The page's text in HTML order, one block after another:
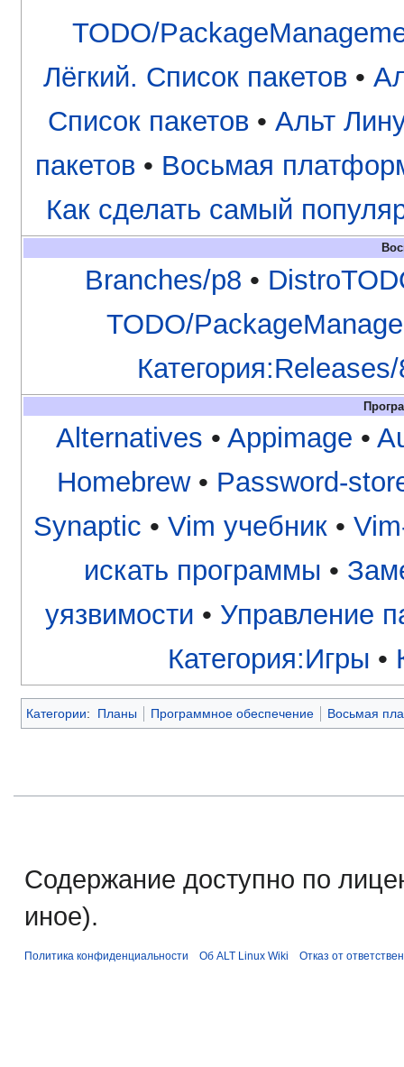
TODO/
Лёгкий. Список пакетов •
Список пакетов • Альт
пакетов • Восьмая
Как сделать самый
Branches/p8 •
TODO/
Alternatives • Appimage •
Homebrew• Password-
Synaptic • Vim учебник •
искать программы •
уязвимости • Управление
Категория:Игры •
Категории: Планы Программное обеспечение Восьмая
Содержание доступно по
иное).
Политика конфиденциальности Об ALT Linux Wiki Отказ от